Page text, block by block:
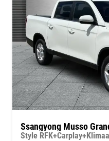
Ssangyong Musso
Style